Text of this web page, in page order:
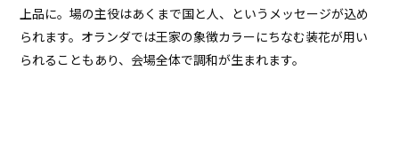
上品に。場の主役はあくまで国と人、というメッセージが込め
られます。オランダでは王家の象徴カラーにちなむ装花が用い
られることもあり、会場全体で調和が生まれます。